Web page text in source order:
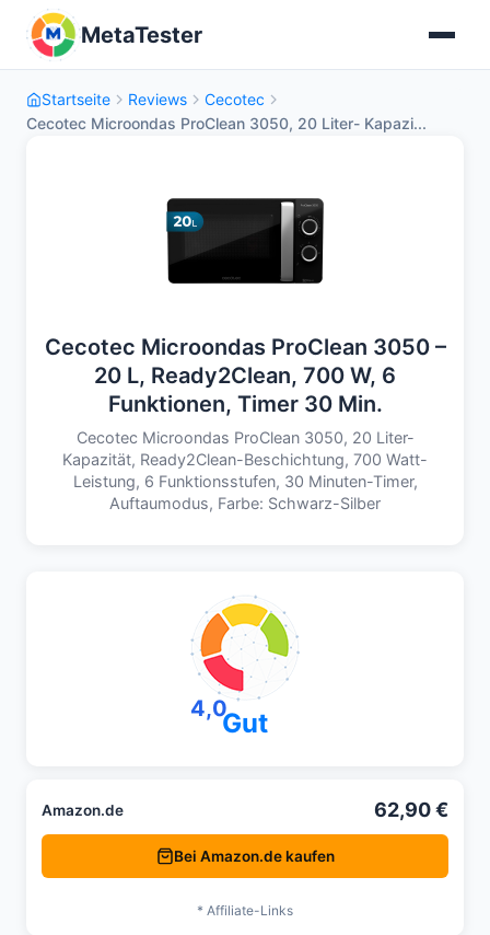
MetaTester
Startseite Reviews
Cecotec
Cecotec Microondas ProClean 3050, 20 Liter- Kapazi...
Cecotec Microondas ProClean 3050 –
20 L, Ready2Clean, 700 W, 6
Funktionen, Timer 30 Min.
Cecotec Microondas ProClean 3050, 20 Liter-
Kapazität, Ready2Clean-Beschichtung, 700 Watt-
Leistung, 6 Funktionsstufen, 30 Minuten-Timer,
Auftaumodus, Farbe: Schwarz-Silber
4,0Gut
Amazon.de 62,90 €
Bei Amazon.de kaufen
* Affiliate-Links